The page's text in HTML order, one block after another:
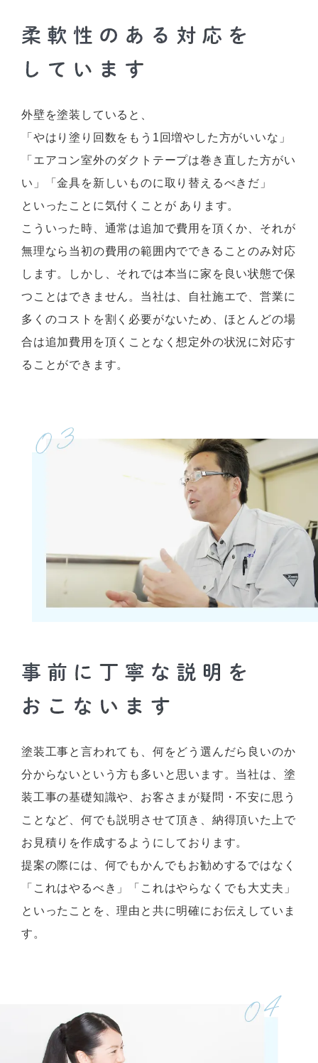
外壁を塗装していると、
「やはり塗り回数をもう1回増やした方がいいな」
「エアコン室外のダクトテープは巻き直した方がい
い」「金具を新しいものに取り替えるべきだ」
といったことに気付くことが あります。
こういった時、通常は追加で費用を頂くか、それが
無理なら当初の費用の範囲内でできることのみ対応
します。しかし、それでは本当に家を良い状態で保
つことはできません。当社は、自社施エで、営業に
多くのコストを割く必要がないため、ほとんどの場
合は追加費用を頂くことなく想定外の状況に対応す
ることができます。
塗装工事と言われても、何をどう選んだら良いのか
分からないという方も多いと思います。当社は、塗
装工事の基礎知識や、お客さまが疑問・不安に思う
ことなど、何でも説明させて頂き、納得頂いた上で
お見積りを作成するようにしております。
提案の際には、何でもかんでもお勧めするではなく
「これはやるべき」「これはやらなくでも大丈夫」
といったことを、理由と共に明確にお伝えしていま
す。